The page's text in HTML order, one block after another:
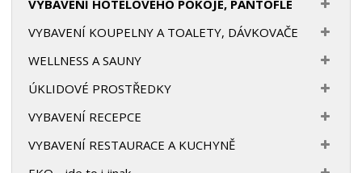
VYBAVENÍ HOTELOVÉHO POKOJE, PANTOFLE
VYBAVENÍ KOUPELNY A TOALETY, DÁVKOVAČE
WELLNESS A SAUNY
ÚKLIDOVÉ PROSTŘEDKY
VYBAVENÍ RECEPCE
VYBAVENÍ RESTAURACE A KUCHYNĚ